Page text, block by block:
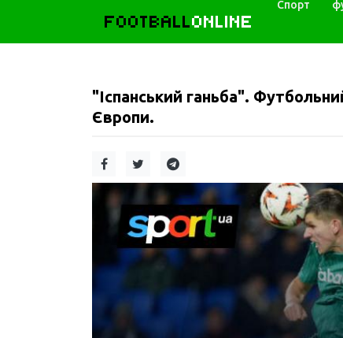
FOOTBALLONLINE
Спорт
"Іспанський ганьба".
Європи.